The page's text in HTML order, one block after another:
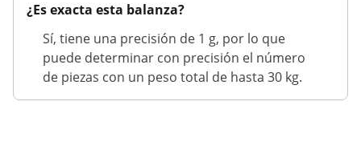
¿Es exacta esta balanza?
Sí, tiene una precisión de 1 g, por lo que
puede determinar con precisión el número
de piezas con un peso total de hasta 30 kg.